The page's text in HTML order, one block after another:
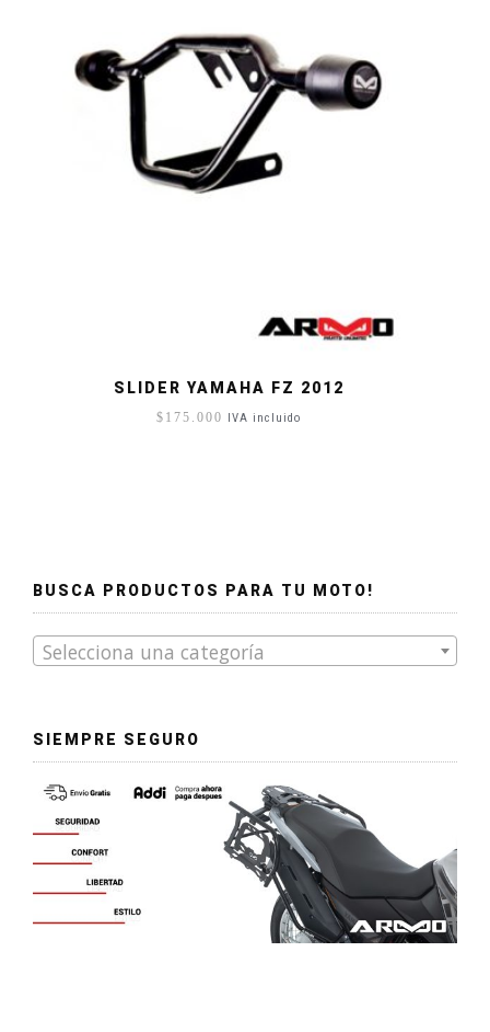
SLIDER YAMAHA FZ 2012
$ 175.000 IVA incluido
BUSCA PRODUCTOS PARA TU MOTO!
Selecciona una categoría
SIEMPRE SEGURO